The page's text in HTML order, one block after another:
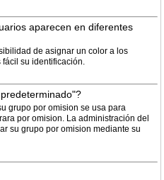
aparecen en diferentes
de asignar un color a los
su identificación.
grupo por omision se usa para
por omision. La administración del
su grupo por omision mediante su